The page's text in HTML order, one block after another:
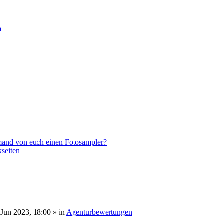
von euch einen Fotosampler?
2023, 18:00 » in Agenturbewertungen